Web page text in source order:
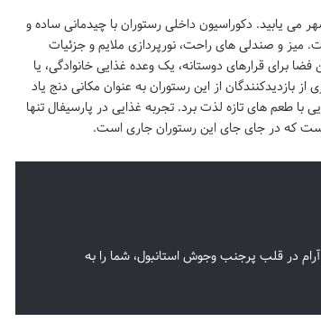
می یابید. دکوراسیون داخلی رستوران با چیدمانی ساده و
میز و صندلی های راحت، نورپردازی ملایم و جزئیات
قرارهای دوستانه، یک وعده غذایی خانوادگی، یا
بازدیدکنندگان از این رستوران به عنوان مکانی دنج یاد
طعم های تازه لذت برد. تجربه غذایی در پارسیفال تنها
که در جای جای این رستوران جاری است.
در قلب پرجنب وجوش استانبول، شما را به